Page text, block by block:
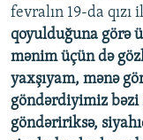
fevralın 19-da qızı
qoyulduğuna görə
mənim üçün də
yaxşıyam, mənə
göndərdiyimiz bəzi
göndəririksə,